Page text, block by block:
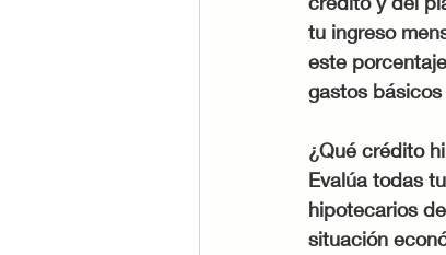
tu ingreso
este
gastos
¿Qué crédito
Evalúa todas
hipotecarios
situación